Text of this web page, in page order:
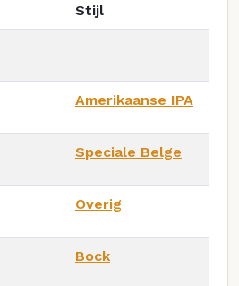
Stijl
Amerikaanse IPA
Speciale Belge
Overig
Bock